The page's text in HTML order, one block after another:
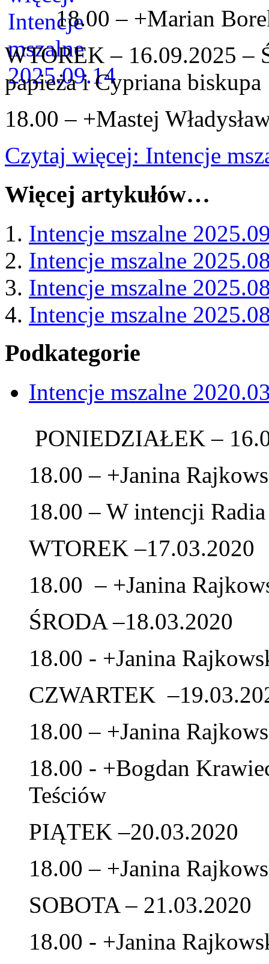
18.00 – +Marian
WTOREK – 16.09.2025 –
papieża i Cypriana biskupa
18.00 – +Mastej
Czytaj więcej: Intencje
Więcej artykułów…
Intencje mszalne
Intencje mszalne
Intencje mszalne
Intencje mszalne
Podkategorie
Intencje mszalne
PONIEDZIAŁEK –
18.00 – +Janina
18.00 – W intencji
WTOREK –17.03.2020
18.00 – +Janina
ŚRODA –18.03.2020
18.00 - +Janina
CZWARTEK
18.00 – +Janina
18.00 - +Bogdan
Teściów
PIĄTEK –20.03.2020
18.00 – +Janina
SOBOTA – 21.03.2020
18.00 - +Janina